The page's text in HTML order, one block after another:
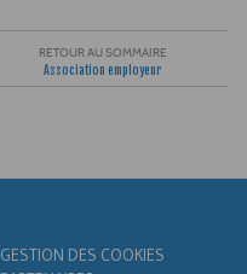
RETOUR AU SOMMAIRE
Association employeur
GESTION DES COOKIES